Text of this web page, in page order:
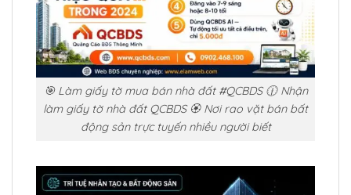
🎯 Làm giấy tờ mua bán nhà đất #QCBDS 🕧 Nhận
làm giấy tờ nhà đất QCBDS 🏵️ Nơi rao vặt bán bất
động sản trực tuyến nhiều người biết